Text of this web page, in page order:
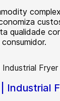
qualidade
| Industrial